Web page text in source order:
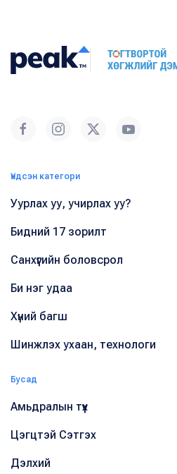
Үндсэн категори
Уурлах уу, учирлах уу?
Бидний 17 зорилт
Санхүүгийн боловсрол
Би нэг удаа
Хүний багш
Шинжлэх ухаан, технологи
Бусад
Амьдралын түүх
Цэгцтэй Сэтгэх
Дэлхий